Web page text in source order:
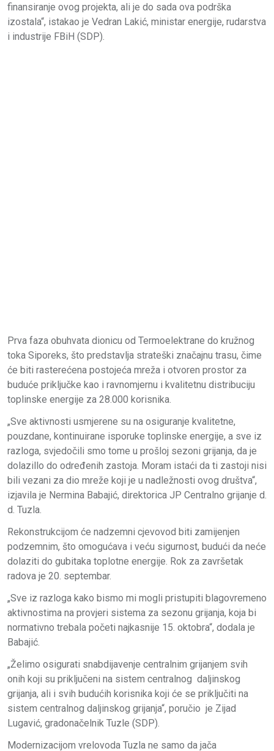
finansiranje ovog projekta, ali je do sada ova podrška
izostala“, istakao je Vedran Lakić, ministar energije, rudarstva
i industrije FBiH (SDP).
Prva faza obuhvata dionicu od Termoelektrane do kružnog
toka Siporeks, što predstavlja strateški značajnu trasu, čime
će biti rasterećena postojeća mreža i otvoren prostor za
buduće priključke kao i ravnomjernu i kvalitetnu distribuciju
toplinske energije za 28.000 korisnika.
„Sve aktivnosti usmjerene su na osiguranje kvalitetne,
pouzdane, kontinuirane isporuke toplinske energije, a sve iz
razloga, svjedočili smo tome u prošloj sezoni grijanja, da je
dolazillo do određenih zastoja. Moram istaći da ti zastoji nisi
bili vezani za dio mreže koji je u nadležnosti ovog društva“,
izjavila je Nermina Babajić, direktorica JP Centralno grijanje d.
d. Tuzla.
Rekonstrukcijom će nadzemni cjevovod biti zamijenjen
podzemnim, što omogućava i veću sigurnost, budući da neće
dolaziti do gubitaka toplotne energije. Rok za završetak
radova je 20. septembar.
„Sve iz razloga kako bismo mi mogli pristupiti blagovremeno
aktivnostima na provjeri sistema za sezonu grijanja, koja bi
normativno trebala početi najkasnije 15. oktobra“, dodala je
Babajić.
„Želimo osigurati snabdijavenje centralnim grijanjem svih
onih koji su priključeni na sistem centralnog daljinskog
grijanja, ali i svih budućih korisnika koji će se priključiti na
sistem centralnog daljinskog grijanja“, poručio je Zijad
Lugavić, gradonačelnik Tuzle (SDP).
Modernizacijom vrelovoda Tuzla ne samo da jača